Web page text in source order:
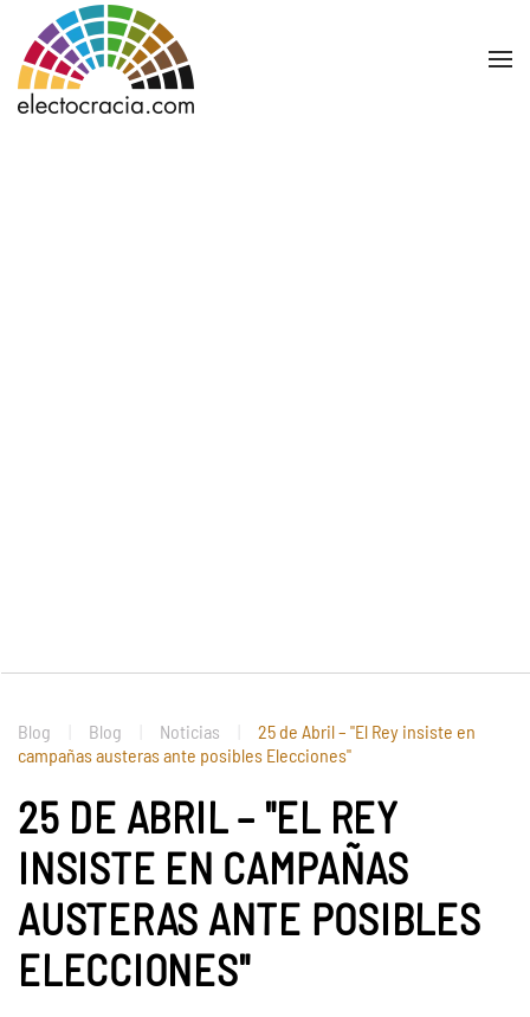
Ir al contenido principal
Blog Blog Noticias
25 de Abril – "El Rey insiste en
campañas austeras ante posibles Elecciones"
25 DE ABRIL – "EL REY
INSISTE EN CAMPAÑAS
AUSTERAS ANTE POSIBLES
ELECCIONES"